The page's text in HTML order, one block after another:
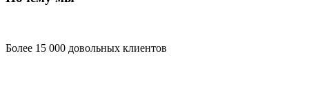
Более 15 000 довольных клиентов